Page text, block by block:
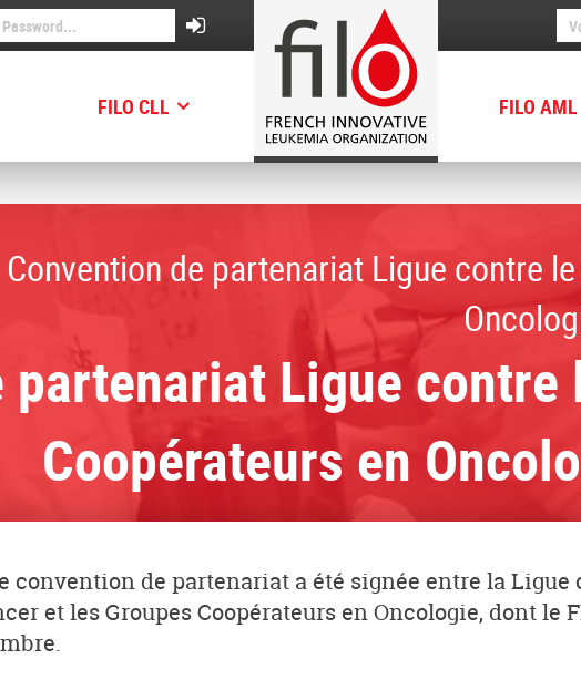
FILO CLL FILO AML
Convention de partenariat Ligue contre
partenariat Ligue contre
Coopérateurs en
convention de partenariat a été signée entre la Ligue
et les Groupes Coopérateurs en Oncologie, dont le